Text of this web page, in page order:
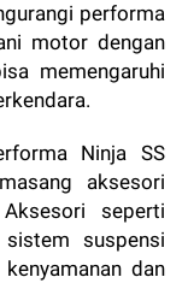
performa
motor dengan
memengaruhi
Ninja SS
aksesori
seperti
suspensi
dan